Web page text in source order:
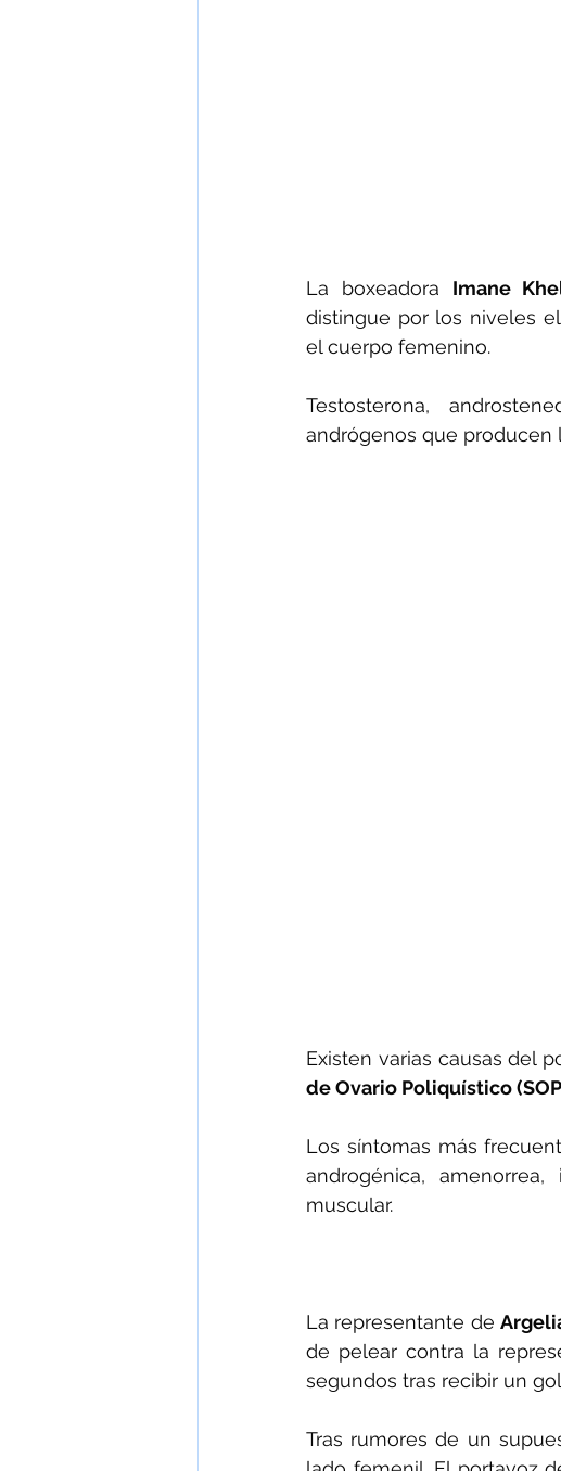
La boxeadora Imane
distingue por los niveles
el cuerpo femenino.
Testosterona,
andrógenos que producen
Existen varias causas del
de Ovario Poliquístico
Los síntomas más
androgénica,
muscular.
La representante de
de pelear contra la
segundos tras recibir un
Tras rumores de un